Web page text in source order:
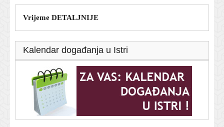
Vrijeme DETALJNIJE
Kalendar događanja u Istri